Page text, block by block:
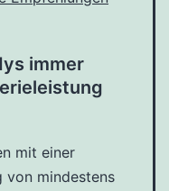
immer
mit einer
von mindestens